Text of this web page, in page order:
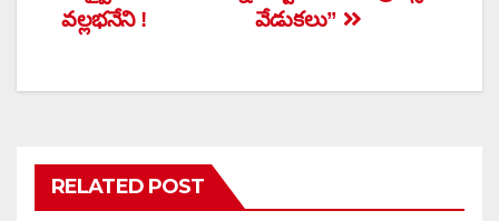
వేడుకలు”
వల్లభనేని !
RELATED POST